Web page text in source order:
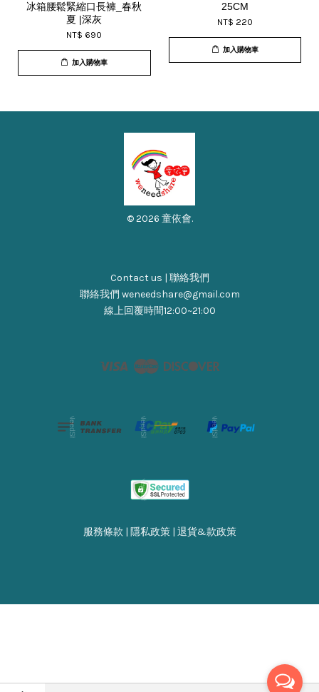
冰箱腰鬆緊縮口長褲_春秋
夏 |深灰
NT$ 690
加入購物車
25CM
NT$ 220
加入購物車
© 2026 童依會.
Contact us | 聯絡我們
聯絡我們 weneedshare@gmail.com
線上回覆時間12:00~21:00
Visa Master
服務條款| 隱私政策| 退貨&款政策